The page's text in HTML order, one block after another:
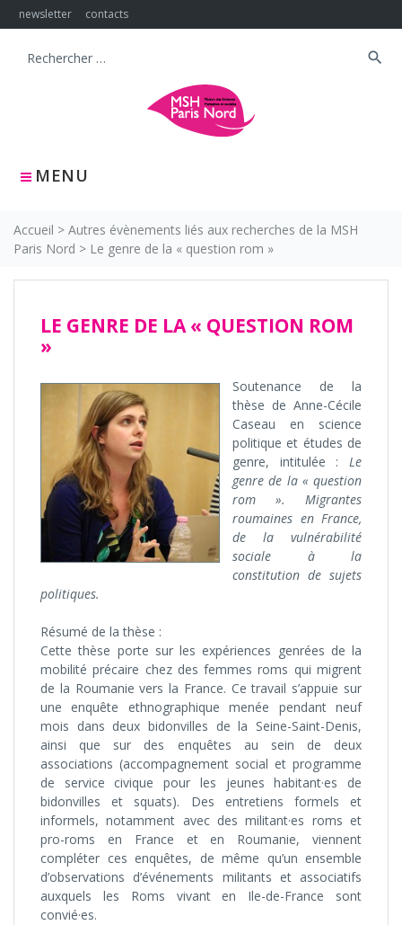
Skip
to
newsletter contacts
MENU
Search
search
Accueil > Autres évènements liés aux recherches de la MSH
Paris Nord > Le genre de la « question rom »
LE GENRE DE LA « QUESTION ROM
»
Soutenance de la
thèse de Anne-Cécile
Caseau en science
politique et études de
genre, intitulée : Le
genre de la « question
rom ». Migrantes
roumaines en France,
de la vulnérabilité
sociale à la
constitution de sujets
politiques.
Résumé de la thèse :
Cette thèse porte sur les expériences genrées de la
mobilité précaire chez des femmes roms qui migrent
de la Roumanie vers la France. Ce travail s’appuie sur
une enquête ethnographique menée pendant neuf
mois dans deux bidonvilles de la Seine-Saint-Denis,
ainsi que sur des enquêtes au sein de deux
associations (accompagnement social et programme
de service civique pour les jeunes habitant·es de
bidonvilles et squats). Des entretiens formels et
informels, notamment avec des militant·es roms et
pro-roms en France et en Roumanie, viennent
compléter ces enquêtes, de même qu’un ensemble
d’observations d’événements militants et associatifs
auxquels les Roms vivant en Ile-de-France sont
convié·es.